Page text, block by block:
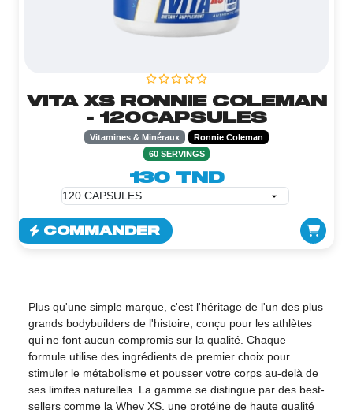
VITA XS RONNIE COLEMAN
- 120CAPSULES
Vitamines & Minéraux
Ronnie Coleman
60 SERVINGS
130 TND
COMMANDER
Plus qu'une simple marque, c'est l'héritage de l'un des plus
grands bodybuilders de l'histoire, conçu pour les athlètes
qui ne font aucun compromis sur la qualité. Chaque
formule utilise des ingrédients de premier choix pour
stimuler le métabolisme et pousser votre corps au-delà de
ses limites naturelles. La gamme se distingue par des best-
sellers comme la Whey XS, une protéine de haute qualité